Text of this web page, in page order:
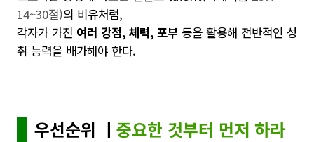
14~30절)의 비유처럼,
각자가 가진 여러 강점, 체력, 포부 등을 활용해 전반적인 성
취 능력을 배가해야 한다.
우선순위 ㅣ 중요한 것부터 먼저 하라